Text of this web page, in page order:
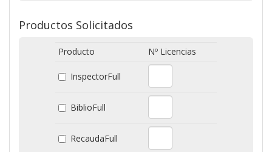
Productos Solicitados
Producto Nº Licencias
InspectorFull
BiblioFull
RecaudaFull